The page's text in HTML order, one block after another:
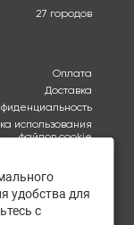
27 городов
Оплата
Доставка
использования
файлов cookie
в отношении
удобства для
с